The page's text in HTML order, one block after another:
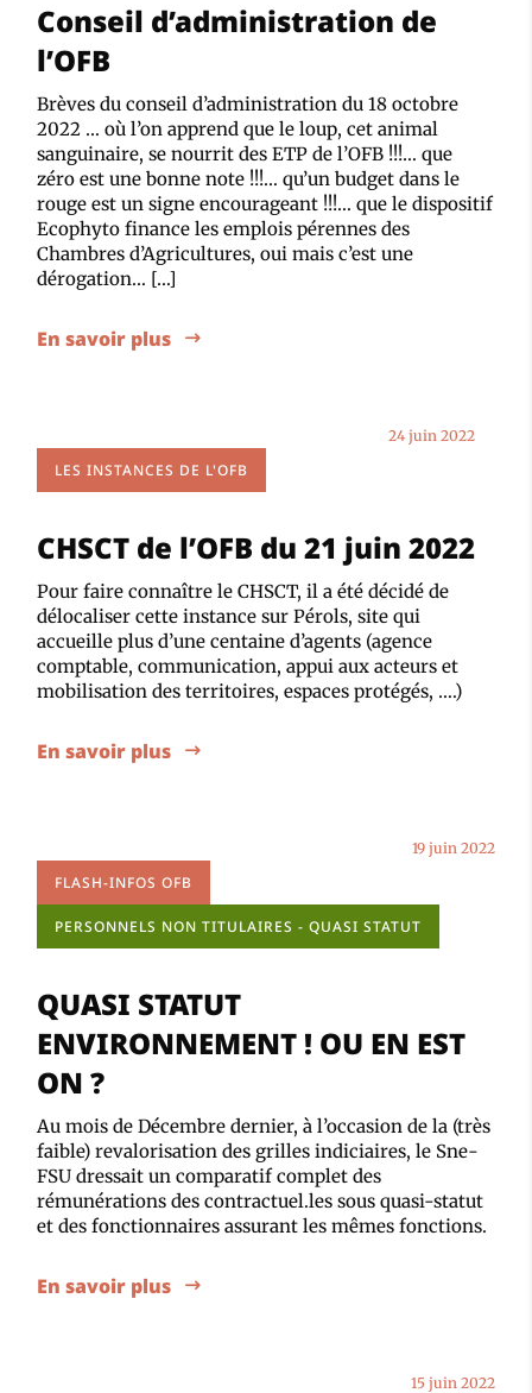
Conseil d’administration de
l’OFB
Brèves du conseil d’administration du 18 octobre
2022 … où l’on apprend que le loup, cet animal
sanguinaire, se nourrit des ETP de l’OFB !!!… que
zéro est une bonne note !!!… qu’un budget dans le
rouge est un signe encourageant !!!… que le dispositif
Ecophyto finance les emplois pérennes des
Chambres d’Agricultures, oui mais c’est une
dérogation… […]
En savoir plus
LES INSTANCES DE L'OFB
24 juin 2022
CHSCT de l’OFB du 21 juin 2022
Pour faire connaître le CHSCT, il a été décidé de
délocaliser cette instance sur Pérols, site qui
accueille plus d’une centaine d’agents (agence
comptable, communication, appui aux acteurs et
mobilisation des territoires, espaces protégés, ….)
En savoir plus
FLASH-INFOS OFB
PERSONNELS NON TITULAIRES - QUASI STATUT
19 juin 2022
QUASI STATUT
ENVIRONNEMENT ! OU EN EST
ON ?
Au mois de Décembre dernier, à l’occasion de la (très
faible) revalorisation des grilles indiciaires, le Sne-
FSU dressait un comparatif complet des
rémunérations des contractuel.les sous quasi-statut
et des fonctionnaires assurant les mêmes fonctions.
En savoir plus
15 juin 2022